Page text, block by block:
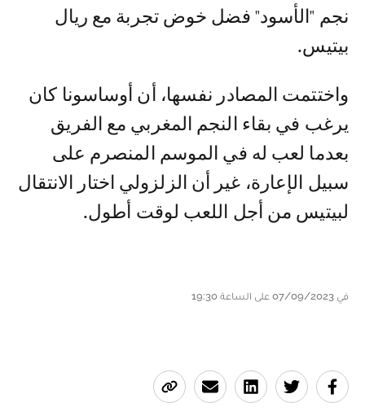
نجم "الأسود" فضل خوض تجربة مع ريال
بيتيس.
واختتمت المصادر نفسها، أن أوساسونا كان
يرغب في بقاء النجم المغربي مع الفريق
بعدما لعب له في الموسم المنصرم على
سبيل الإعارة، غير أن الزلزولي اختار الانتقال
لبيتيس من أجل اللعب لوقت أطول.
في 07/09/2023 على الساعة 19:30